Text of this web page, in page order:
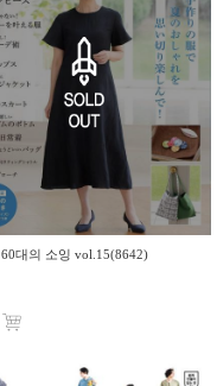
78-642 60대의 소잉 vol.15(8642)